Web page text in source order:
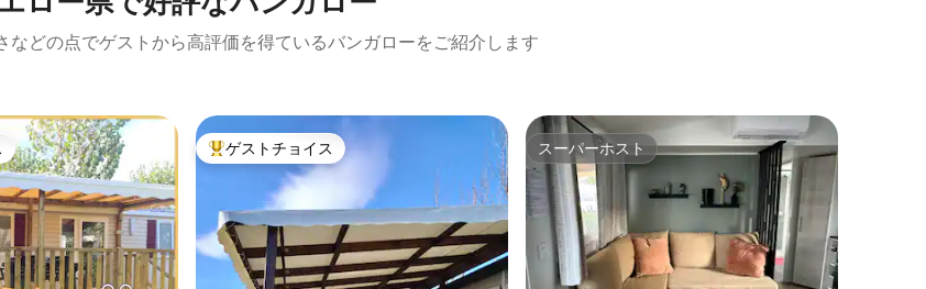
などの点でゲストから高評価を得ているバンガローをご紹介します
イスです。 大好評のゲストチョイスです。
ゲストチョイス スーパーホスト
スーパーホスト